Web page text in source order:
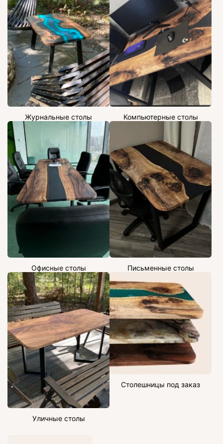
Журнальные столы Компьютерные столы
Офисные столы Письменные столы
Уличные столы
Столешницы под заказ